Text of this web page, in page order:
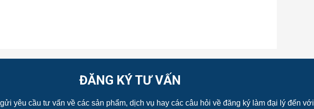
ĐĂNG KÝ TƯ VẤN
yêu cầu tư vấn về các sản phẩm, dịch vụ hay các câu hỏi về đăng ký làm đại lý đến với